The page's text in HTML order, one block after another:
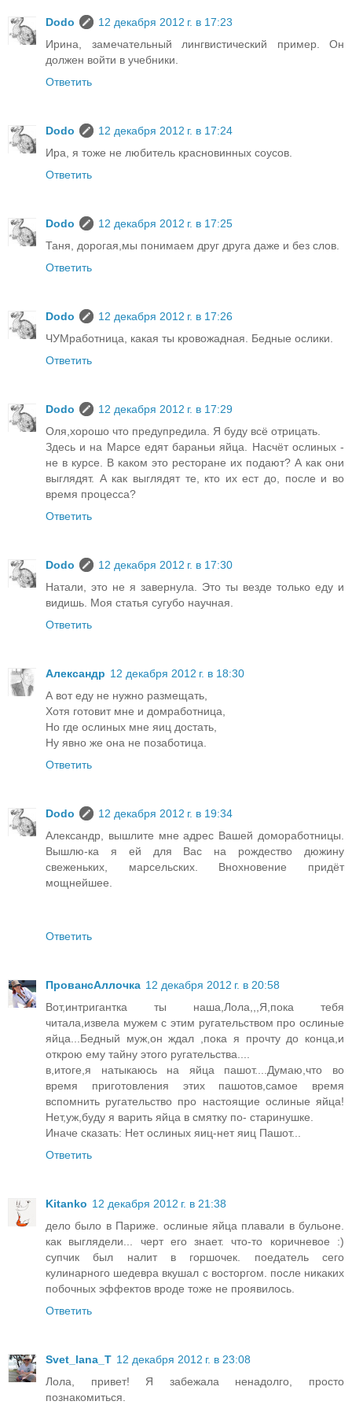
Dodo
12 декабря 2012 г. в 17:23
Ирина, замечательный лингвистический пример. Он
должен войти в учебники.
Ответить
Dodo
12 декабря 2012 г. в 17:24
Ира, я тоже не любитель красновинных соусов.
Ответить
Dodo
12 декабря 2012 г. в 17:25
Таня, дорогая,мы понимаем друг друга даже и без слов.
Ответить
Dodo
12 декабря 2012 г. в 17:26
ЧУМработница, какая ты кровожадная. Бедные ослики.
Ответить
Dodo
12 декабря 2012 г. в 17:29
Оля,хорошо что предупредила. Я буду всё отрицать.
Здесь и на Марсе едят бараньи яйца. Насчёт ослиных -
не в курсе. В каком это ресторане их подают? А как они
выглядят. А как выглядят те, кто их ест до, после и во
время процесса?
Ответить
Dodo
12 декабря 2012 г. в 17:30
Натали, это не я завернула. Это ты везде только еду и
видишь. Моя статья сугубо научная.
Ответить
Александр 12 декабря 2012 г. в 18:30
А вот еду не нужно размещать,
Хотя готовит мне и домработница,
Но где ослиных мне яиц достать,
Ну явно же она не позаботица.
Ответить
Dodo
12 декабря 2012 г. в 19:34
Александр, вышлите мне адрес Вашей домоработницы.
Вышлю-ка я ей для Вас на рождество дюжину
свеженьких, марсельских. Внохновение придёт
мощнейшее.
Ответить
ПровансАллочка 12 декабря 2012 г. в 20:58
Вот,интригантка ты наша,Лола,,,Я,пока тебя
читала,извела мужем с этим ругательством про ослиные
яйца...Бедный муж,он ждал ,пока я прочту до конца,и
открою ему тайну этого ругательства....
в,итоге,я натыкаюсь на яйца пашот....Думаю,что во
время приготовления этих пашотов,самое время
вспомнить ругательство про настоящие ослиные яйца!
Нет,уж,буду я варить яйца в смятку по- старинушке.
Иначе сказать: Нет ослиных яиц-нет яиц Пашот...
Ответить
Kitanko 12 декабря 2012 г. в 21:38
дело было в Париже. ослиные яйца плавали в бульоне.
как выглядели... черт его знает. что-то коричневое :)
супчик был налит в горшочек. поедатель сего
кулинарного шедевра вкушал с восторгом. после никаких
побочных эффектов вроде тоже не проявилось.
Ответить
Svet_lana_T 12 декабря 2012 г. в 23:08
Лола, привет! Я забежала ненадолго, просто
познакомиться.